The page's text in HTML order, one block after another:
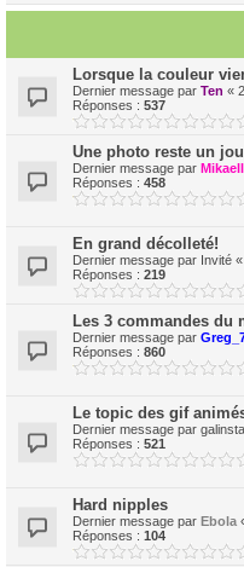
Lorsque la couleur
Dernier message par Ten «
Réponses : 537
Une photo reste un
Dernier message par
Réponses : 458
En grand décolleté!
Dernier message par Invité «
Réponses : 219
Les 3 commandes du
Dernier message par
Réponses : 860
Le topic des gif
Dernier message par
Réponses : 521
Hard nipples
Dernier message par Ebola
Réponses : 104